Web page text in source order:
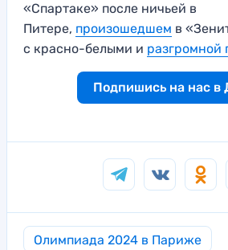
«Спартаке» после ничьей в
Питере, произошедшем в
с красно-белыми и разгромной
Подпишись на нас в
Олимпиада 2024 в Париже